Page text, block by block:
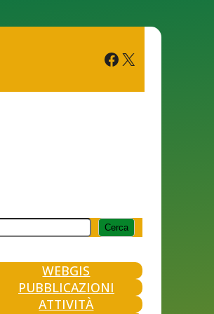
Facebook
X
Cerca
WEBGIS
PUBBLICAZIONI
ATTIVITÀ